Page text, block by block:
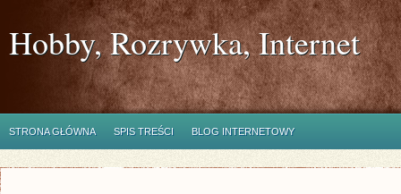
Hobby, Rozrywka, Internet
STRONA GŁÓWNA SPIS TREŚCI BLOG INTERNETOWY